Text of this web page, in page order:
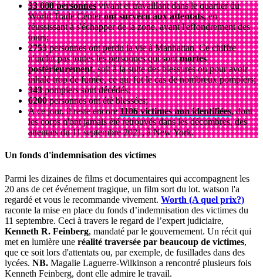
33 000 personnes vivant et travaillant dans le quartier du
World Trade Centeront survécu aux attentats, en
réussissant à s'échapper de la zone, avant l'effondrement des
tours;
2753personnes ont perdu la vie à Manhattan. Ce chiffre
n'inclut pas toutes les personnes qui sontmortes
postérieurement, soit à la suite des blessures ou pour avoir
inhalé trop de fumée, ce qui fut le cas de nombreux pompiers;
343pompiers sont décédés;
6200personnes ont été blessées;
A ce jour, il reste encore1106 victimes non identifiées, dont
les corps n'ont jamais été retrouvés dans les décombres, des
attentats du 11 septembre 2021, à New York.
Un fonds d'indemnisation des victimes
Parmi les dizaines de films et documentaires qui accompagnent les
20 ans de cet événement tragique, un film sort du lot. watson l'a
regardé et vous le recommande vivement. Worth (A quel prix?)
raconte la mise en place du fonds d’indemnisation des victimes du
11 septembre. Ceci à travers le regard de l’expert judiciaire,
Kenneth R. Feinberg, mandaté par le gouvernement. Un récit qui
met en lumière une réalité traversée par beaucoup de victimes,
que ce soit lors d'attentats ou, par exemple, de fusillades dans des
lycées. NB. Magalie Laguerre-Wilkinson a rencontré plusieurs fois
Kenneth Feinberg, dont elle admire le travail.